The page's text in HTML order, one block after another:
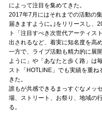
ぶいマガ！ by muevo
Follow us
Official SNS
によって注目を集めてきた。
2017年7月にはそれまでの活動の
届きますように｡｣をリリースし、
ト「注目すべき次世代アーティ
出されるなど、着実に知名度を高め
一方で、ライブ活動も精力的に展
ように」や「あなたと歩く路」は
スト「HOTLINE」でも実績を重
きた。
誰もが共感できるまっすぐなメッ
場、ストリート、お祭り、地域の
る。